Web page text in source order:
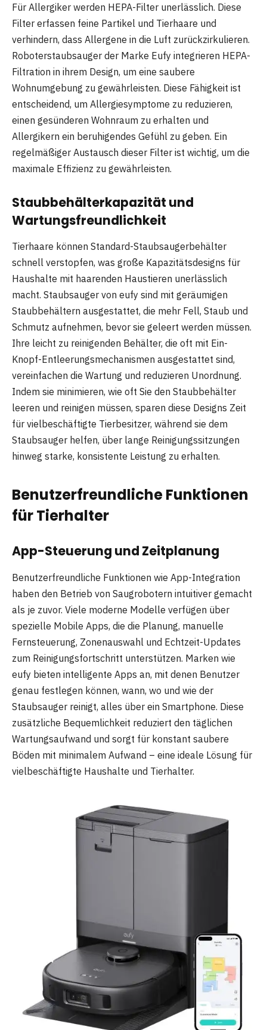
Für Allergiker werden HEPA-Filter unerlässlich. Diese
Filter erfassen feine Partikel und Tierhaare und
verhindern, dass Allergene in die Luft zurückzirkulieren.
Roboterstaubsauger der Marke Eufy integrieren HEPA-
Filtration in ihrem Design, um eine saubere
Wohnumgebung zu gewährleisten. Diese Fähigkeit ist
entscheidend, um Allergiesymptome zu reduzieren,
einen gesünderen Wohnraum zu erhalten und
Allergikern ein beruhigendes Gefühl zu geben. Ein
regelmäßiger Austausch dieser Filter ist wichtig, um die
maximale Effizienz zu gewährleisten.
Staubbehälterkapazität und
Wartungsfreundlichkeit
Tierhaare können Standard-Staubsaugerbehälter
schnell verstopfen, was große Kapazitätsdesigns für
Haushalte mit haarenden Haustieren unerlässlich
macht. Staubsauger von eufy sind mit geräumigen
Staubbehältern ausgestattet, die mehr Fell, Staub und
Schmutz aufnehmen, bevor sie geleert werden müssen.
Ihre leicht zu reinigenden Behälter, die oft mit Ein-
Knopf-Entleerungsmechanismen ausgestattet sind,
vereinfachen die Wartung und reduzieren Unordnung.
Indem sie minimieren, wie oft Sie den Staubbehälter
leeren und reinigen müssen, sparen diese Designs Zeit
für vielbeschäftigte Tierbesitzer, während sie dem
Staubsauger helfen, über lange Reinigungssitzungen
hinweg starke, konsistente Leistung zu erhalten.
Benutzerfreundliche Funktionen
für Tierhalter
App-Steuerung und Zeitplanung
Benutzerfreundliche Funktionen wie App-Integration
haben den Betrieb von Saugrobotern intuitiver gemacht
als je zuvor. Viele moderne Modelle verfügen über
spezielle Mobile Apps, die die Planung, manuelle
Fernsteuerung, Zonenauswahl und Echtzeit-Updates
zum Reinigungsfortschritt unterstützen. Marken wie
eufy bieten intelligente Apps an, mit denen Benutzer
genau festlegen können, wann, wo und wie der
Staubsauger reinigt, alles über ein Smartphone. Diese
zusätzliche Bequemlichkeit reduziert den täglichen
Wartungsaufwand und sorgt für konstant saubere
Böden mit minimalem Aufwand – eine ideale Lösung für
vielbeschäftigte Haushalte und Tierhalter.